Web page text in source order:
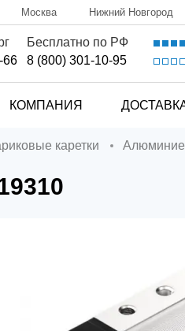
Москва Нижний Новгород
66
Бесплатно по РФ
8 (800) 301-10-95
КОМПАНИЯ
каретки